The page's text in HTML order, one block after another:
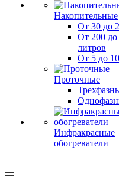
Накопительные
От 30 до
От 200 до
литров
От 5 до
Проточные
Инфракрасные
обогреватели